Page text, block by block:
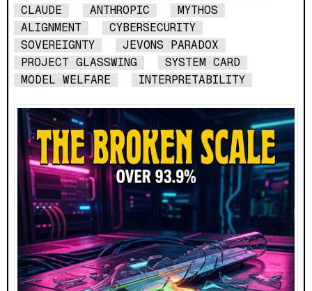
CLAUDE
ANTHROPIC
MYTHOS
ALIGNMENT
CYBERSECURITY
SOVEREIGNTY
JEVONS PARADOX
PROJECT GLASSWING
SYSTEM CARD
MODEL WELFARE
INTERPRETABILITY